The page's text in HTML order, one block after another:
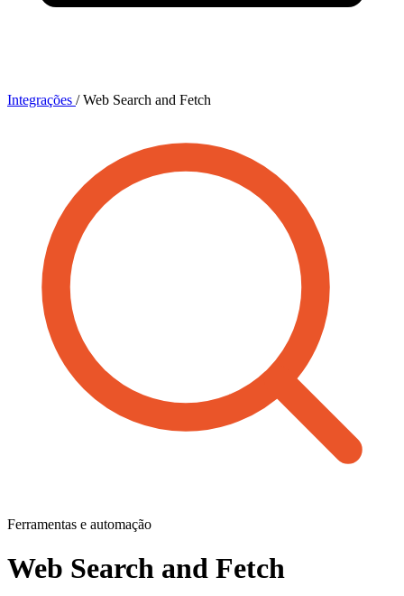
Integrações / Web Search and Fetch
Ferramentas e automação
Web Search and Fetch